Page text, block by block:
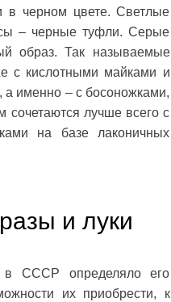
в черном цвете. Светлые
– черные туфли. Серые
образ. Так называемые
с кислотными майками и
а именно – с босоножками,
лучше всего с
на базе лаконичных
и луки
в СССР определяло его
их приобрести, к